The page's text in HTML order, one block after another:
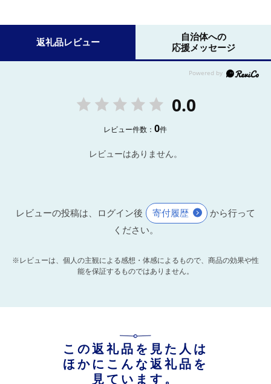
返礼品レビュー
自治体への
応援メッセージ
0.0
レビュー件数：0件
レビューはありません。
レビューの投稿は、ログイン後 寄付履歴
から行って
ください。
※レビューは、個人の主観による感想・体感によるもので、商品の効果や性
能を保証するものではありません。
この返礼品を見た人は
ほかにこんな返礼品を
見ています。